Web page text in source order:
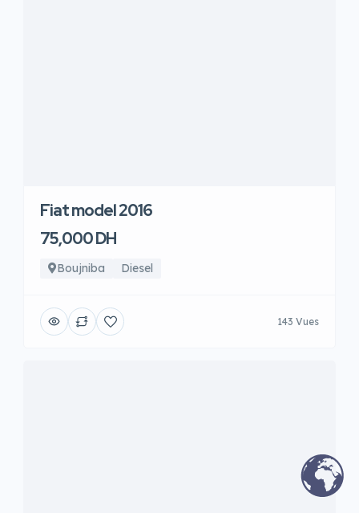
Fiat model 2016
75,000 DH
Boujniba Diesel
143 Vues